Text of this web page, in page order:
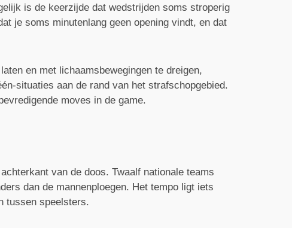
is de keerzijde dat wedstrijden soms stroperig
je soms minutenlang geen opening vindt, en dat
en met lichaamsbewegingen te dreigen,
situaties aan de rand van het strafschopgebied.
moves in de game.
van de doos. Twaalf nationale teams
dan de mannenploegen. Het tempo ligt iets
tussen speelsters.